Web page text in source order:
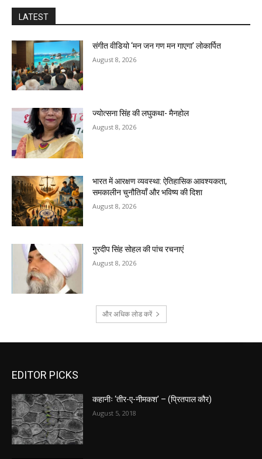
LATEST
संगीत वीडियो ‘मन जन गण मन गाएगा’ लोकार्पित
August 8, 2026
ज्योत्सना सिंह की लघुकथा- मैनहोल
August 8, 2026
भारत में आरक्षण व्यवस्था: ऐतिहासिक आवश्यकता,
समकालीन चुनौतियाँ और भविष्य की दिशा
August 8, 2026
गुरदीप सिंह सोहल की पांच रचनाएं
August 8, 2026
और अधिक लोड करें
EDITOR PICKS
कहानीः ‘तीर-ए-नीमकश’ – (प्रितपाल कौर)
August 5, 2018